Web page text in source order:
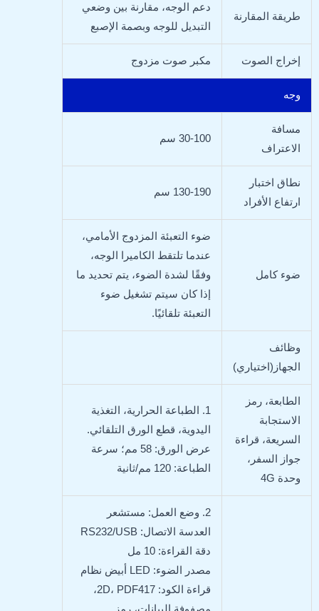
طريقة المقارنة
دعم الوجه، مقارنة بين وضعي
التبديل للوجه وبصمة الإصبع
إخراج الصوت مكبر صوت مزدوج
وجه
مسافة
الاعتراف
30-100 سم
نطاق اختبار
ارتفاع الأفراد
130-190 سم
ضوء كامل
ضوء التعبئة المزدوج الأمامي،
عندما تلتقط الكاميرا الوجه،
وفقًا لشدة الضوء، يتم تحديد ما
إذا كان سيتم تشغيل ضوء
التعبئة تلقائيًا.
وظائف
الجهاز(اختياري)
الطابعة، رمز
الاستجابة
السريعة، قراءة
جواز السفر،
وحدة 4G
1. الطباعة الحرارية، التغذية
اليدوية، قطع الورق التلقائي.
عرض الورق: 58 مم؛ سرعة
الطباعة: 120 مم/ثانية
2. وضع العمل: مستشعر
العدسة الاتصال: RS232/USB
دقة القراءة: 10 مل
مصدر الضوء: LED أبيض نظام
قراءة الكود: 2D، PDF417،
مصفوفة البيانات، رمز